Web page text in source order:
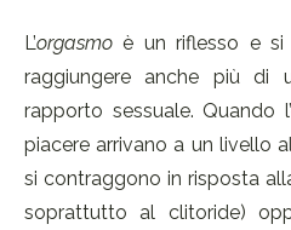
L’orgasmo è un riflesso e si
raggiungere anche più di
rapporto sessuale. Quando
piacere arrivano a un livello
si contraggono in risposta
soprattutto al clitoride)